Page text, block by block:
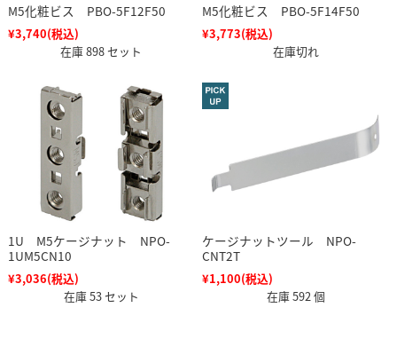
M5化粧ビス PBO-5F12F50
¥3,740(税込)
在庫 898 セット
M5化粧ビス PBO-5F14F50
¥3,773(税込)
在庫切れ
1U M5ケージナット NPO-
1UM5CN10
¥3,036(税込)
在庫 53 セット
ケージナットツール NPO-
CNT2T
¥1,100(税込)
在庫 592 個